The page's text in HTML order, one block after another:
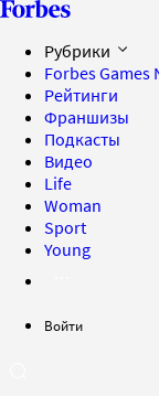
Рубрики
Forbes Games
Рейтинги
Франшизы
Подкасты
Видео
Life
Woman
Sport
Young
Войти